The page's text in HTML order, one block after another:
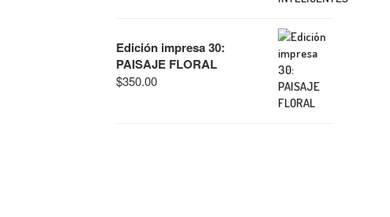
Edición impresa 30:
PAISAJE FLORAL
$350.00